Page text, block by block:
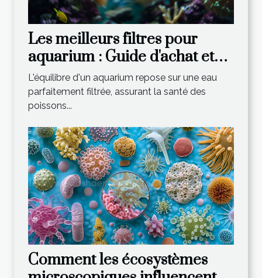
Les meilleurs filtres pour
aquarium : Guide d'achat et
conseils
L'équilibre d'un aquarium repose sur une eau
parfaitement filtrée, assurant la santé des
poissons...
Comment les écosystèmes